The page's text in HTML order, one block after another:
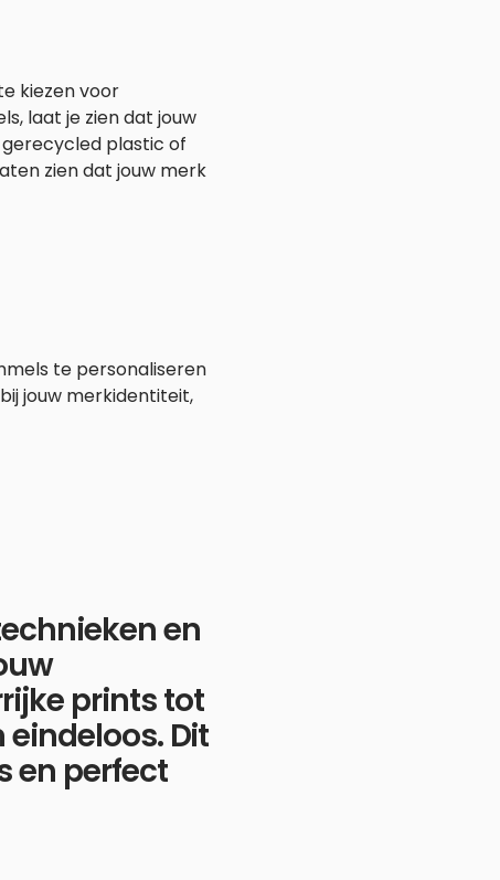
kiezen voor
laat je zien dat jouw
plastic of
zien dat jouw merk
te personaliseren
jouw merkidentiteit,
en
prints tot
eindeloos. Dit
en perfect